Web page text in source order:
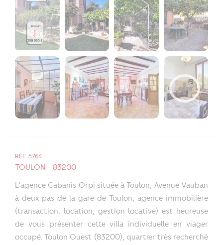
RÉF. 5764
TOULON - 83200
L'agence Cabanis Orpi située à Toulon, Avenue Vauban
à deux pas de la gare de Toulon, agence immobilière
(transaction, location, gestion locative) est heureuse
de vous présenter cette villa individuelle en viager
occupé. Toulon Ouest (83200), quartier très recherché